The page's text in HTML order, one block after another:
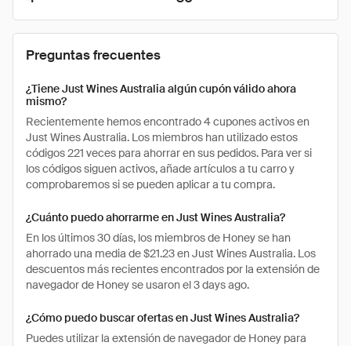
Preguntas frecuentes
¿Tiene Just Wines Australia algún cupón válido ahora
mismo?
Recientemente hemos encontrado 4 cupones activos en
Just Wines Australia. Los miembros han utilizado estos
códigos 221 veces para ahorrar en sus pedidos. Para ver si
los códigos siguen activos, añade artículos a tu carro y
comprobaremos si se pueden aplicar a tu compra.
¿Cuánto puedo ahorrarme en Just Wines Australia?
En los últimos 30 días, los miembros de Honey se han
ahorrado una media de $21.23 en Just Wines Australia. Los
descuentos más recientes encontrados por la extensión de
navegador de Honey se usaron el 3 days ago.
¿Cómo puedo buscar ofertas en Just Wines Australia?
Puedes utilizar la extensión de navegador de Honey para